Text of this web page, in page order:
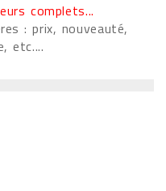
complets...
: prix, nouveauté,
etc....